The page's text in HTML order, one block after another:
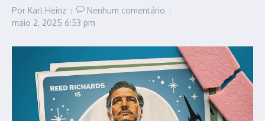
Por Karl Heinz
Nenhum comentário
maio 2, 2025 6:53 pm